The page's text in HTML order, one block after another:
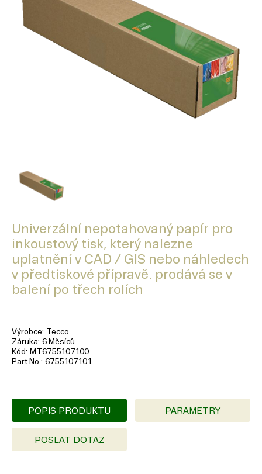
Univerzální nepotahovaný papír pro
inkoustový tisk, který nalezne
uplatnění v CAD / GIS nebo náhledech
v předtiskové přípravě. prodává se v
balení po třech rolích
Výrobce Tecco
Záruka 6 Měsíců
Kód
MT6755107100
Part No. 6755107101
POPIS PRODUKTU PARAMETRY
POSLAT DOTAZ